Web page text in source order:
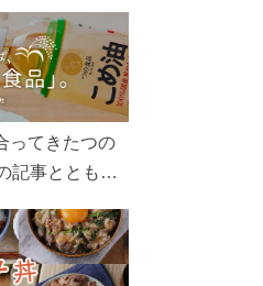
ってきたつの
記事とともに
だわりまで。
コンテンツを